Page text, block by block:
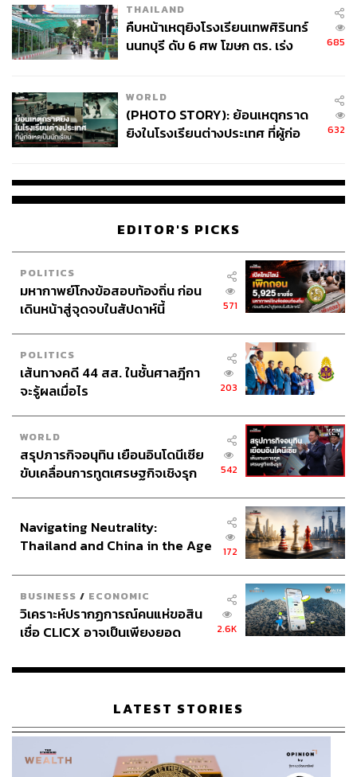
THAILAND
คืบหน้าเหตุยิงโรงเรียนเทพศิรินทร์
นนทบุรี ดับ 6 ศพ โฆษก ตร. เร่ง
685
WORLD
(PHOTO STORY): ย้อนเหตุกราด
ยิงในโรงเรียนต่างประเทศ ที่ผู้ก่อ
632
EDITOR'S PICKS
POLITICS
มหากาพย์โกงข้อสอบท้องถิ่น ก่อน
เดินหน้าสู่จุดจบในสัปดาห์นี้
571
POLITICS
เส้นทางคดี 44 สส. ในชั้นศาลฎีกา
จะรู้ผลเมื่อไร
203
WORLD
สรุปภารกิจอนุทิน เยือนอินโดนีเซีย
ขับเคลื่อนการทูตเศรษฐกิจเชิงรุก
542
Navigating Neutrality:
Thailand and China in the Age
172
BUSINESS / ECONOMIC
วิเคราะห์ปรากฏการณ์คนแห่ขอสิน
เชื่อ CLICX อาจเป็นเพียงยอด
เรือนไทยที่ถูกซุกไว้
2.6K
LATEST STORIES